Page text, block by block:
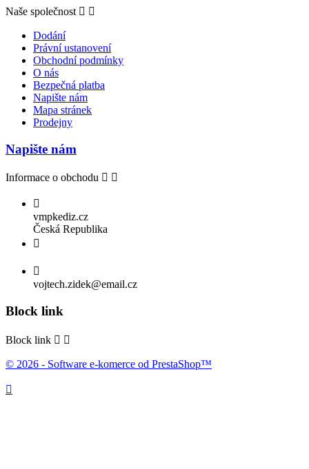
Naše společnost  
Dodání
Právní ustanovení
Obchodní podmínky
O nás
Bezpečná platba
Napište nám
Mapa stránek
Prodejny
Napište nám
Informace o obchodu  

vmpkediz.cz
Česká Republika


vojtech.zidek@email.cz
Block link
Block link  
© 2026 - Software e-komerce od PrestaShop™
